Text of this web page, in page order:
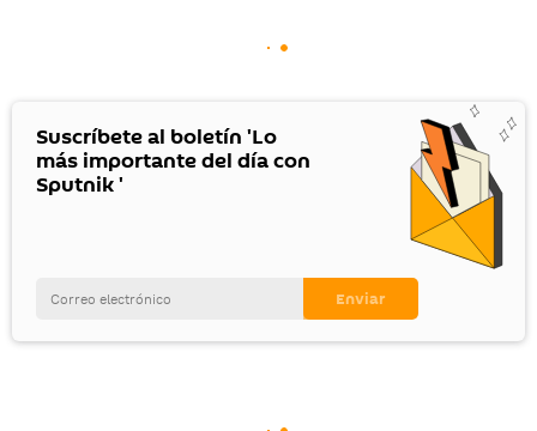
Suscríbete al boletín 'Lo
más importante del día con
Sputnik '